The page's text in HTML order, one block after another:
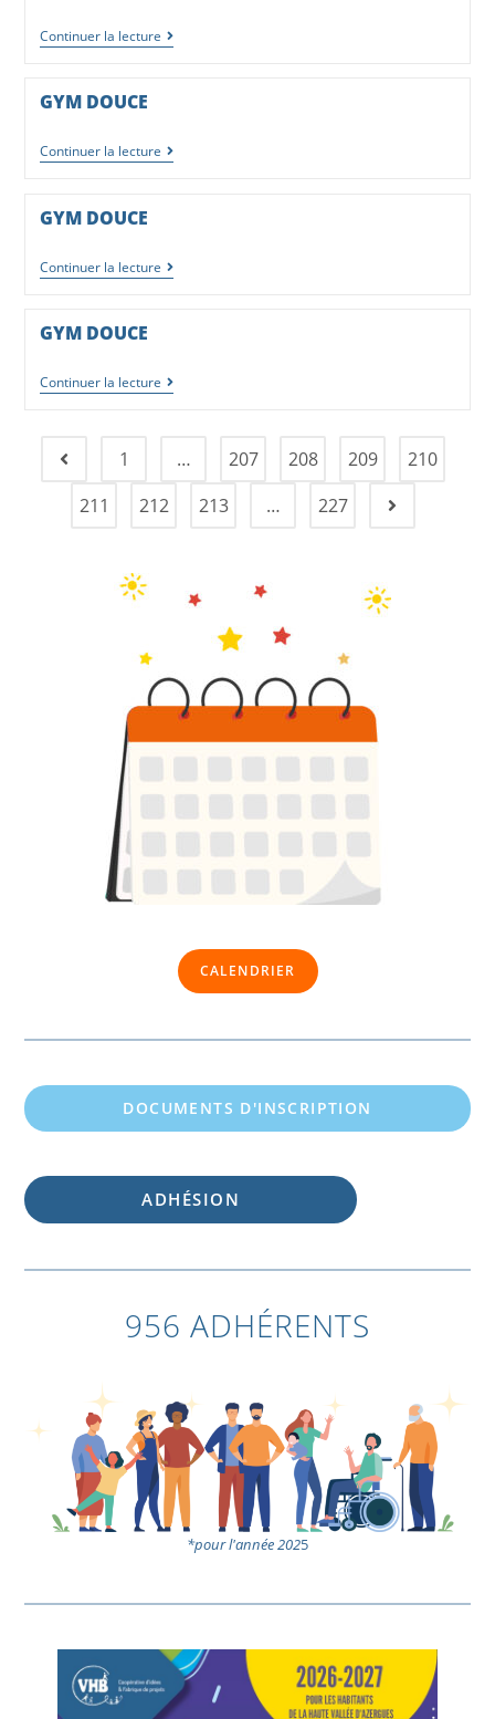
Continuer la lecture
GYM DOUCE
Continuer la lecture
GYM DOUCE
Continuer la lecture
GYM DOUCE
Continuer la lecture
1 … 207 208 209
210
211
212 213 … 227
CALENDRIER
DOCUMENTS D'INSCRIPTION
ADHÉSION
956 ADHÉRENTS
*pour l'année 2025